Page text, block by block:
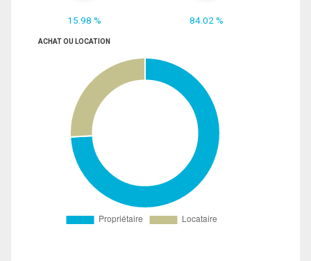
15.98 % 84.02 %
ACHAT OU LOCATION